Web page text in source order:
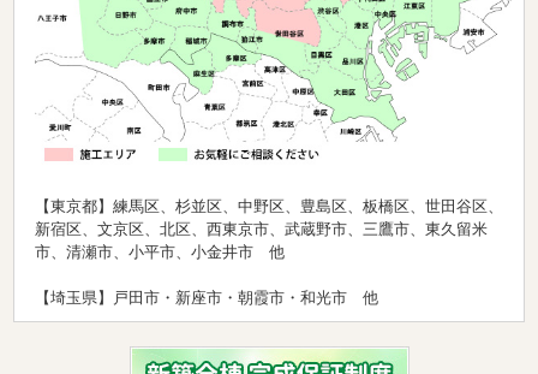
【東京都】練馬区、杉並区、中野区、豊島区、板橋区、世田谷区、
新宿区、文京区、北区、西東京市、武蔵野市、三鷹市、東久留米
市、清瀬市、小平市、小金井市 他
【埼玉県】戸田市・新座市・朝霞市・和光市 他